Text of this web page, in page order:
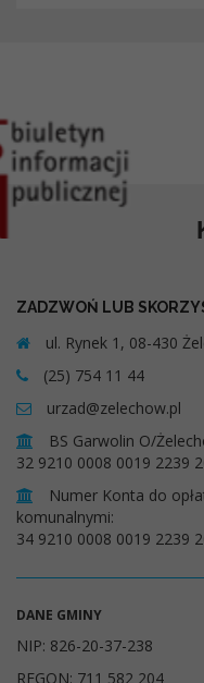
ZADZWOŃ LUB
ul. Rynek 1, 08-430
(25) 754 11 44
urzad@zelechow.pl
BS Garwolin O/
32 9210 0008 0019 2239
Numer Konta do
komunalnymi:
34 9210 0008 0019 2239
DANE GMINY
NIP: 826-20-37-238
REGON: 711 582 204